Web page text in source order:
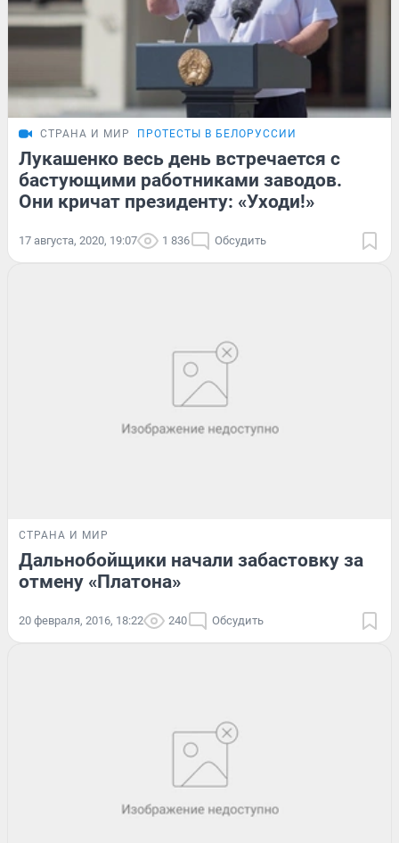
СТРАНА И МИР ПРОТЕСТЫ В БЕЛОРУССИИ
Лукашенко весь день встречается с
бастующими работниками заводов.
Они кричат президенту: «Уходи!»
17 августа, 2020, 19:07 1 836 Обсудить
СТРАНА И МИР
Дальнобойщики начали забастовку за
отмену «Платона»
20 февраля, 2016, 18:22 240 Обсудить